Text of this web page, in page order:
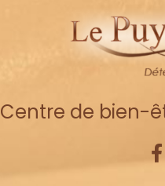
Centre de bien-